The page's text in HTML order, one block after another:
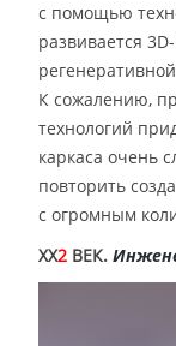
с помощью
развивается
К сожалению,
технологий
каркаса очень
повторить
с огромным
XX2 ВЕК.